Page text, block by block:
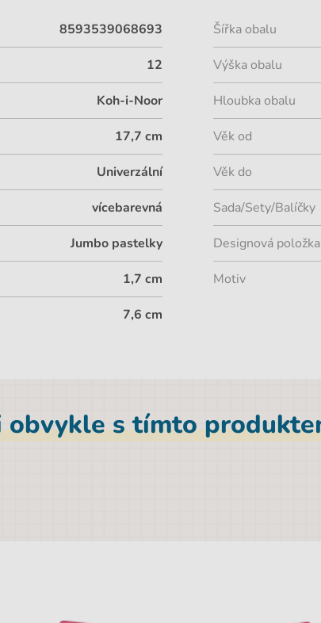
8593539068693
12
Koh-i-Noor
17,7 cm
Univerzální
vícebarevná
Jumbo pastelky
1,7 cm
7,6 cm
Šířka obalu
Výška obalu
Hloubka obalu
Věk od
Věk do
Sada/Sety/Balíčky
Designová položka
Motiv
obvykle s tímto